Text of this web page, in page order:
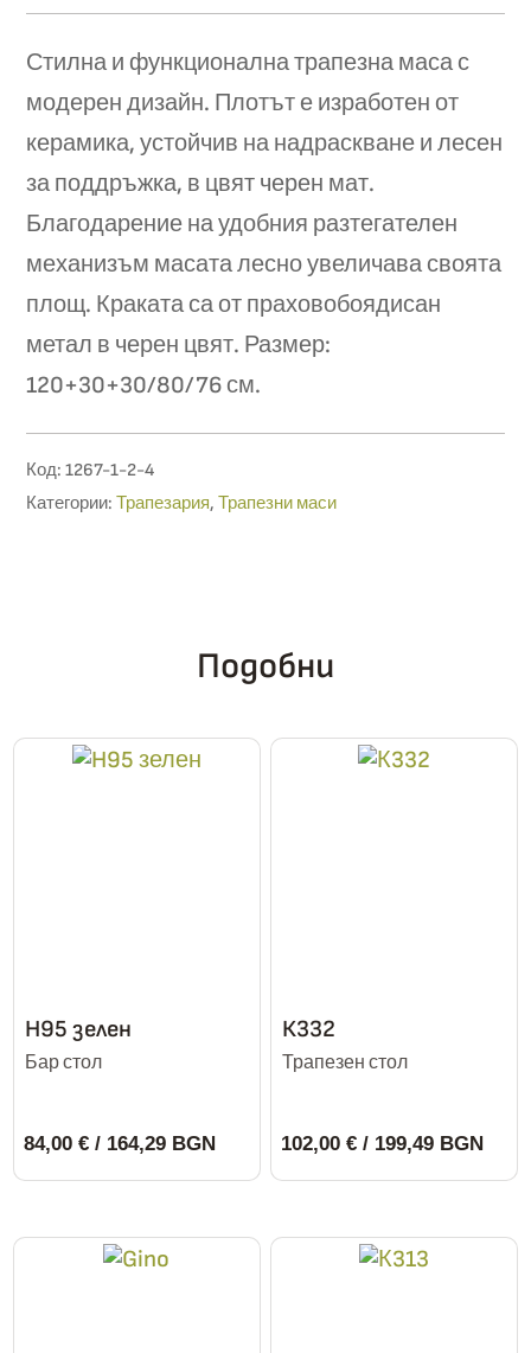
Стилна и функционална трапезна маса с
модерен дизайн. Плотът е изработен от
керамика, устойчив на надраскване и лесен
за поддръжка, в цвят черен мат.
Благодарение на удобния разтегателен
механизъм масата лесно увеличава своята
площ. Краката са от праховобоядисан
метал в черен цвят. Размер:
120+30+30/80/76 см.
Код:1267-1-2-4
Категории:Трапезария,Трапезни маси
Подобни
H95 зелен
Бар стол
84,00€ / 164,29 BGN
К332
Трапезен стол
102,00€ / 199,49 BGN